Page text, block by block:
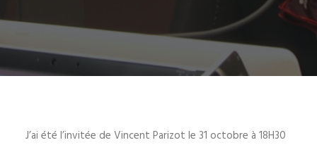
J’ai été l’invitée de Vincent Parizot le 31 octobre à 18H30